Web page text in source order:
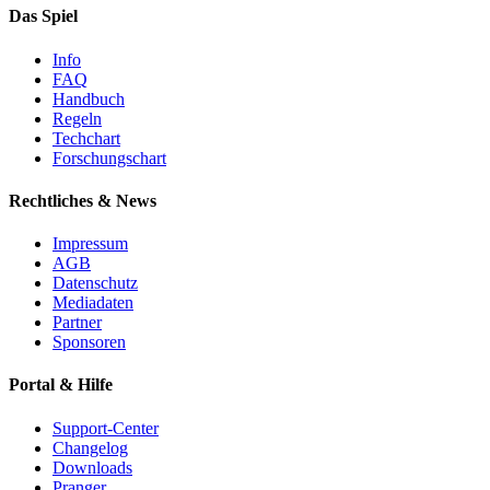
Das Spiel
Info
FAQ
Handbuch
Regeln
Techchart
Forschungschart
Rechtliches & News
Impressum
AGB
Datenschutz
Mediadaten
Partner
Sponsoren
Portal & Hilfe
Support-Center
Changelog
Downloads